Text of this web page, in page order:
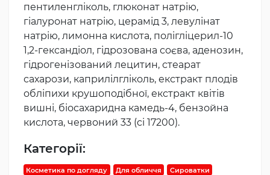
пентиленгліколь, глюконат натрію,
гіалуронат натрію, церамід 3, левулінат
натрію, лимонна кислота, полігліцерил-10
1,2-гександіол, гідрозована соєва, аденозин,
гідрогенізований лецитин, стеарат
сахарози, каприлілгліколь, екстракт плодів
обліпихи крушоподібної, екстракт квітів
вишні, біосахаридна камедь-4, бензойна
кислота, червоний 33 (ci 17200).
Категорії:
Косметика по догляду Для обличчя Сироватки